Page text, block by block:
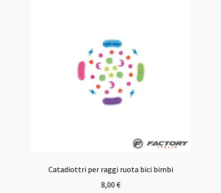
Catadiottri per raggi ruota bici bimbi
8,00 €